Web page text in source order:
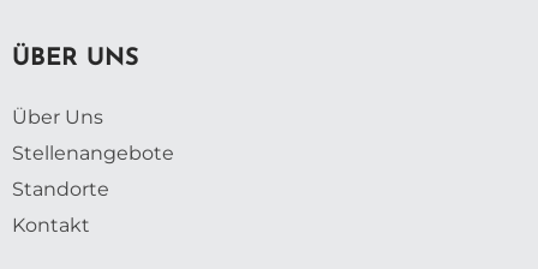
ÜBER UNS
Über Uns
Stellenangebote
Standorte
Kontakt